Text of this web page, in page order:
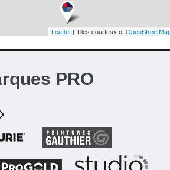
Leaflet | Tiles courtesy of
PRO